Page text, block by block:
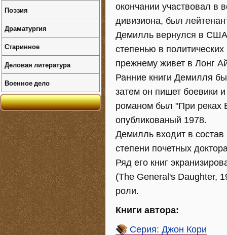
окончании участвовал в
дивизиона, был
Демилль вернулся в США,
степенью в
прежнему живет в Лонг
Ранние книги Демилля
затем он пишет боевики
романом был "При реках
опубликованый 1978.
Демилль входит в
степени почетных
Ряд его книг
(The General's Daughter,
роли.
Книги автора:
Серия: Джон Кори
Поэзия
Драматургия
Старинное
Деловая литература
Военное дело